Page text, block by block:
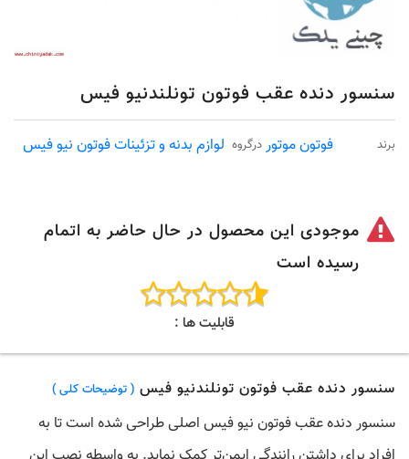
سنسور دنده عقب فوتون تونلندنیو فیس
برند فوتون موتور درگروه لوازم بدنه و تزئینات فوتون نیو فیس
موجودی این محصول در حال حاضر به اتمام
رسیده است
قابلیت ها :
سنسور دنده عقب فوتون تونلندنیو فیس ( توضیحات کلی )
سنسور دنده عقب فوتون نیو فیس اصلیطراحی شده است تا به